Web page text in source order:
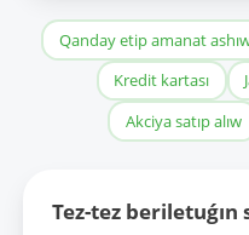
Qanday etip amanat
Kredit kartası
Akciya satıp alıw
Tez-tez